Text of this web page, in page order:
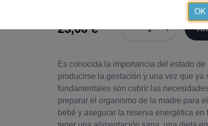
25,00 € − +
Es conocida la importancia del estado
producirse la gestación y una vez que
fundamentales son cubrir las
preparar el organismo de la madre para
bebé y asegurar la reserva energética
OK